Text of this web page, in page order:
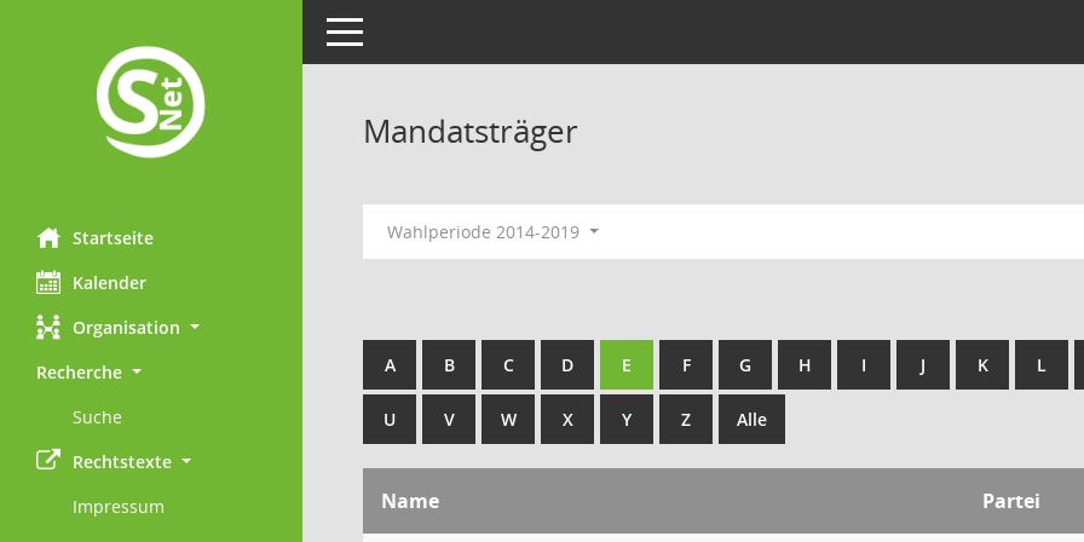
Startseite
Kalender
Organisation
Recherche
Suche
Rechtstexte
Impressum
Toggle navigation
Mandatsträger
Wahlperiode 2014-2019
A B C D E F G H I J K L
U V W X Y Z Alle
Name Partei